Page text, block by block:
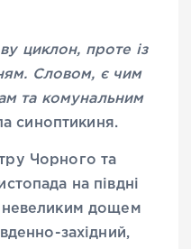
циклон, проте із
Словом, є чим
та комунальним
синоптикиня.
Чорного та
на півдні
невеликим дощем
західний,